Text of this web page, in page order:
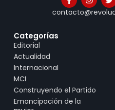
Categorías
Editorial
Actualidad
Internacional
MCI
Construyendo el Partido
Emancipación de la